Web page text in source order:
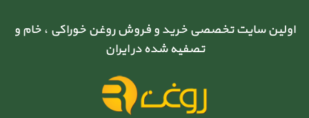
اولین سایت تخصصی خرید و فروش روغن خوراکی ، خام و
تصفیه شده در ایران